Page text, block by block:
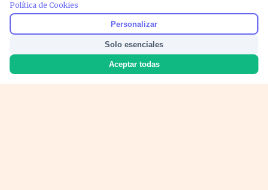
Política de Cookies
Personalizar
Solo esenciales
Aceptar todas